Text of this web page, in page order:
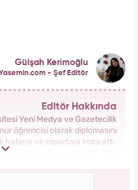
Civelek ve Blok3